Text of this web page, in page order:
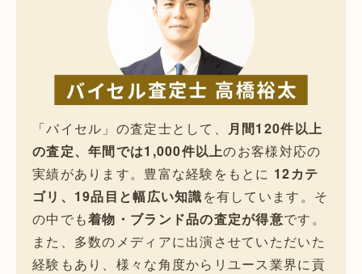
「バイセル」の査定士として、 月間120件以上
の査定、年間では1,000件以上のお客様対応の
実績があります。豊富な経験をもとに 12カテ
ゴリ、19品目と幅広い知識を有しています。そ
の中でも着物・ブランド品の査定が得意です。
また、多数のメディアに出演させていただいた
経験もあり、様々な角度からリユース業界に貢